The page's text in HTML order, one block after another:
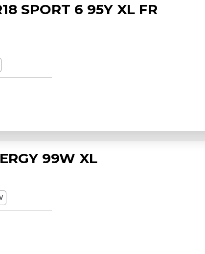
SPORT 6 95Y XL FR
99W XL